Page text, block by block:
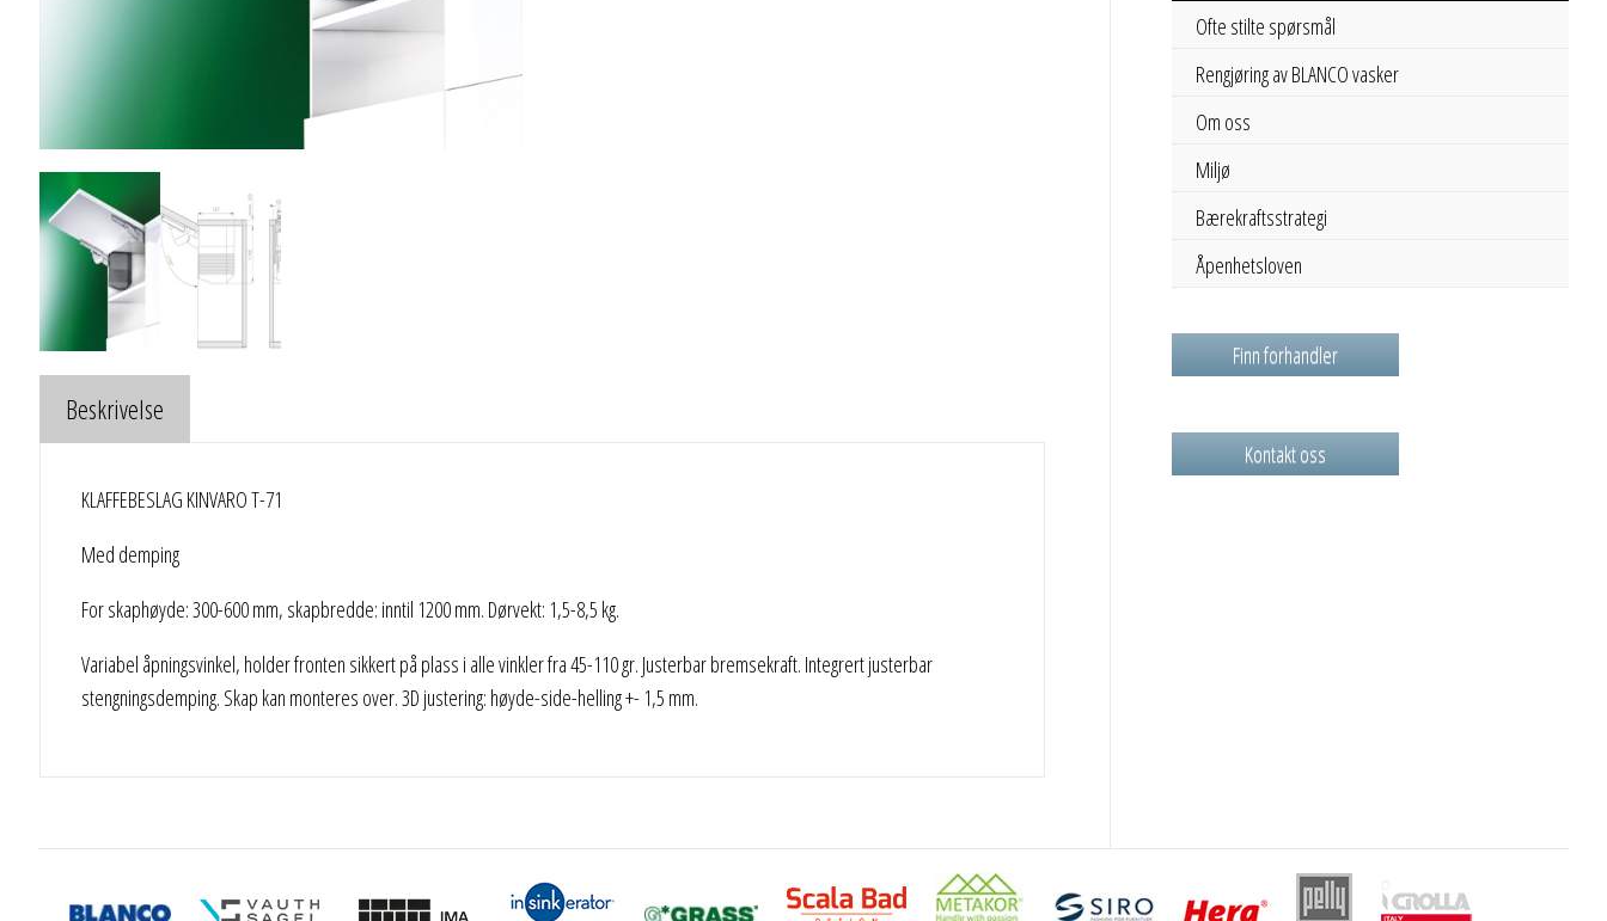
Beskrivelse
KLAFFEBESLAG KINVARO T-71
Med demping
For skaphøyde: 300-600 mm, skapbredde: inntil 1200 mm. Dørvekt: 1,5-8,5 kg.
Variabel åpningsvinkel, holder fronten sikkert på plass i alle vinkler fra 45-110 gr. Justerbar bremsekraft. Integrert justerbar
stengningsdemping. Skap kan monteres over. 3D justering: høyde-side-helling +- 1,5 mm.
Ofte stilte spørsmål
Rengjøring av BLANCO vasker
Om oss
Miljø
Bærekraftsstrategi
Åpenhetsloven
Finn forhandler
Kontakt oss